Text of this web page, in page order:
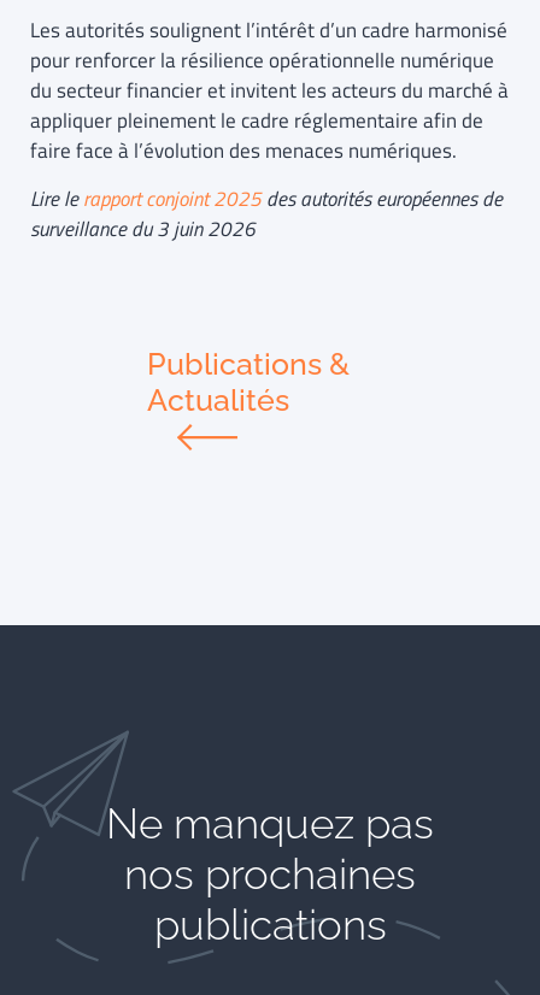
Les autorités soulignent l’intérêt d’un cadre harmonisé
pour renforcer la résilience opérationnelle numérique
du secteur financier et invitent les acteurs du marché à
appliquer pleinement le cadre réglementaire afin de
faire face à l’évolution des menaces numériques.
Lire lerapport conjoint 2025des autorités européennes de
surveillance du 3 juin 2026
Publications &
Actualités
Ne manquez pas
nos prochaines
publications